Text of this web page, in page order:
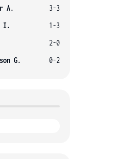
A.
3-3
I.
1-3
2-0
G. 0-2